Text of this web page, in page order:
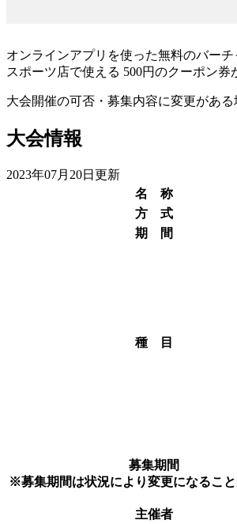
オンラインアプリを使った無料のバー
スポーツ店で使える 500円のクーポン
大会開催の可否・募集内容に変更があ
大会情報
2023年07月20日更新
名 称
方 式
期 間
種 目
募集期間
※募集期間は状況により変更になるこ
主催者